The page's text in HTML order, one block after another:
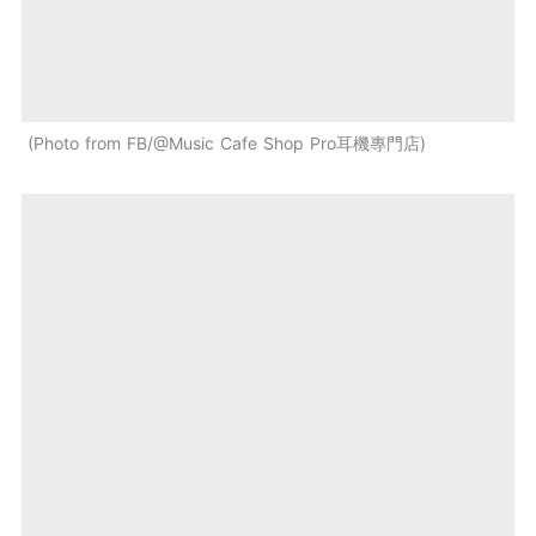
Photo from FB/@Music Cafe Shop Pro耳機專門店